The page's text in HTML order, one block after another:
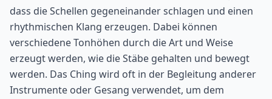
dass die Schellen gegeneinander schlagen und einen
rhythmischen Klang erzeugen. Dabei können
verschiedene Tonhöhen durch die Art und Weise
erzeugt werden, wie die Stäbe gehalten und bewegt
werden. Das Ching wird oft in der Begleitung anderer
Instrumente oder Gesang verwendet, um dem